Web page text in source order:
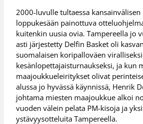
2000-luvulle tultaessa
loppukesään painottuva
kuitenkin uusia ovia. Tampereella jo
asti järjestetty Delfin Basket oli
suomalaisen koripalloväen viralliseksi
kesänlopettajaisturnaukseksi, ja kun
maajoukkueleiritykset olivat
alussa jo hyvässä käynnissä, Henrik
johtama miesten maajoukkue alkoi
vuoden välein pelata PM-kisoja ja
ystävyysotteluita Tampereella.